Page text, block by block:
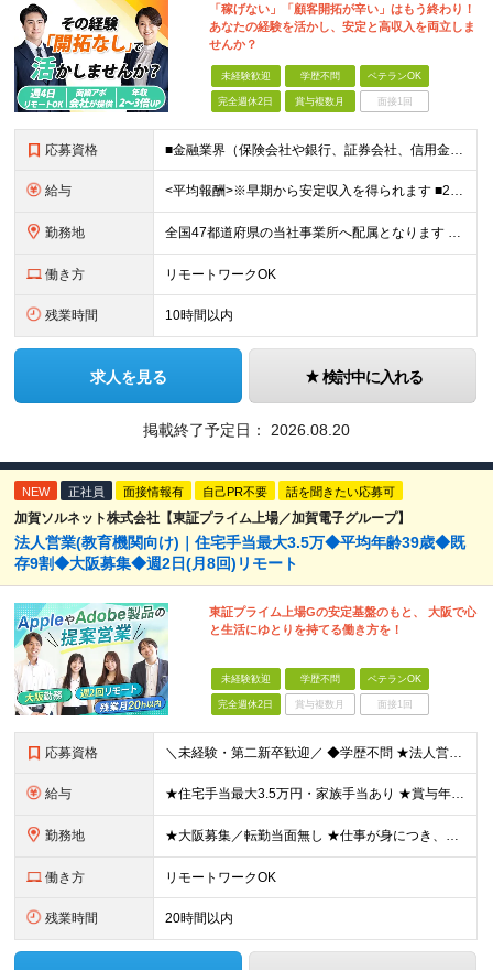
「稼げない」「顧客開拓が辛い」はもう終わり！
あなたの経験を活かし、安定と高収入を両立しま
せんか？
未経験歓迎 学歴不問 ベテランOK
完全週休2日 賞与複数月 面接1回
応募資格 ■金融業界（保険会社や銀行、証券会社、信用金庫など）の営業経験をお持ちの方 ■学歴不問 ※第二新卒の方も歓迎します ※直販の保険営業職経験者も多数活躍中。 お客さまへのご提案に集中できる仕組みにより
給与 <平均報酬>※早期から安定収入を得られます ■2年目～：888万円 ■3年目～：960万円 ■4年目～：1028万円 ★成果連動型報酬（営業成績に応じて支給/45時間分固定残業代含む/超過分は別途支
勤務地 全国47都道府県の当社事業所へ配属となります ※居住地や希望の勤務先を考慮します ※リモートワークOK／転勤なし ＜本社＞ 東京都台東区浅草橋1-1-8 FP浅草橋ビル (変更の範囲)上記を除く当
働き方 リモートワークOK
残業時間 10時間以内
求人を見る 検討中に入れる
掲載終了予定日： 2026.08.20
NEW 正社員 面接情報有 自己PR不要 話を聞きたい応募可
加賀ソルネット株式会社【東証プライム上場／加賀電子グループ】
法人営業(教育機関向け)｜住宅手当最大3.5万◆平均年齢39歳◆既
存9割◆大阪募集◆週2日(月8回)リモート
東証プライム上場Gの安定基盤のもと、 大阪で心
と生活にゆとりを持てる働き方を！
未経験歓迎 学歴不問 ベテランOK
完全週休2日 賞与複数月 面接1回
応募資格 ＼未経験・第二新卒歓迎／ ◆学歴不問 ★法人営業未経験、IT業界未経験の方が多数活躍しています！ 「安定した環境で長く働きたい」 「過度なノルマから解放されたい」 「プライベートの時間も大切にしたい
給与 ★住宅手当最大3.5万円・家族手当あり ★賞与年2回（業績次第では決算賞与支給あり） 【想定年収400万円～】 ◆月給245,500円～347,200円（一律手当を含む）＋各種手当＋賞与年2回（業績
勤務地 ★大阪募集／転勤当面無し ★仕事が身につき、任せられるようになったタイミングからテレワーク業務も可能！ ★直行直帰OK・帰社義務なし 大阪営業所：大阪府大阪市中央区南船場2-2-6 加賀ビル5F
働き方 リモートワークOK
残業時間 20時間以内